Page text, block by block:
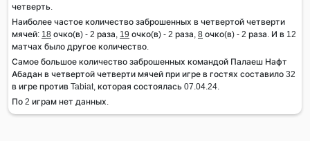
четверть.
Наиболее частое количество заброшенных в четвертой четверти
мячей: 18 очко(в) - 2 раза, 19 очко(в) - 2 раза, 8 очко(в) - 2 раза. И в 12
матчах было другое количество.
Самое большое количество заброшенных командой Палаеш Нафт
Абадан в четвертой четверти мячей при игре в гостях составило 32
в игре против Tabiat, которая состоялась 07.04.24.
По 2 играм нет данных.